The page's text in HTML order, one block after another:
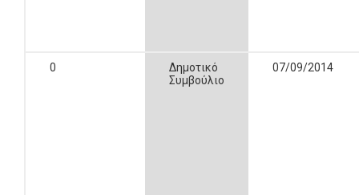
0
Δημοτικό
Συμβούλιο
07/09/2014